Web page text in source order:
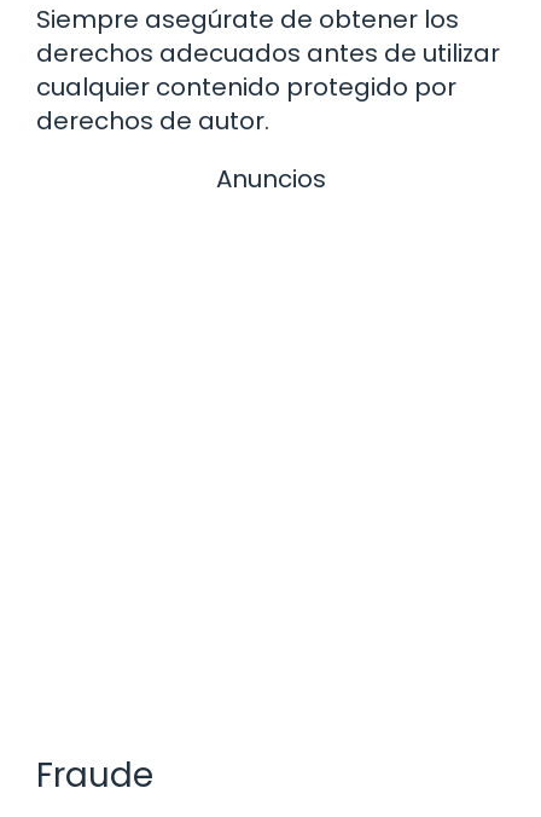
Siempre asegúrate de obtener los
derechos adecuados antes de utilizar
cualquier contenido protegido por
derechos de autor.
Anuncios
Fraude